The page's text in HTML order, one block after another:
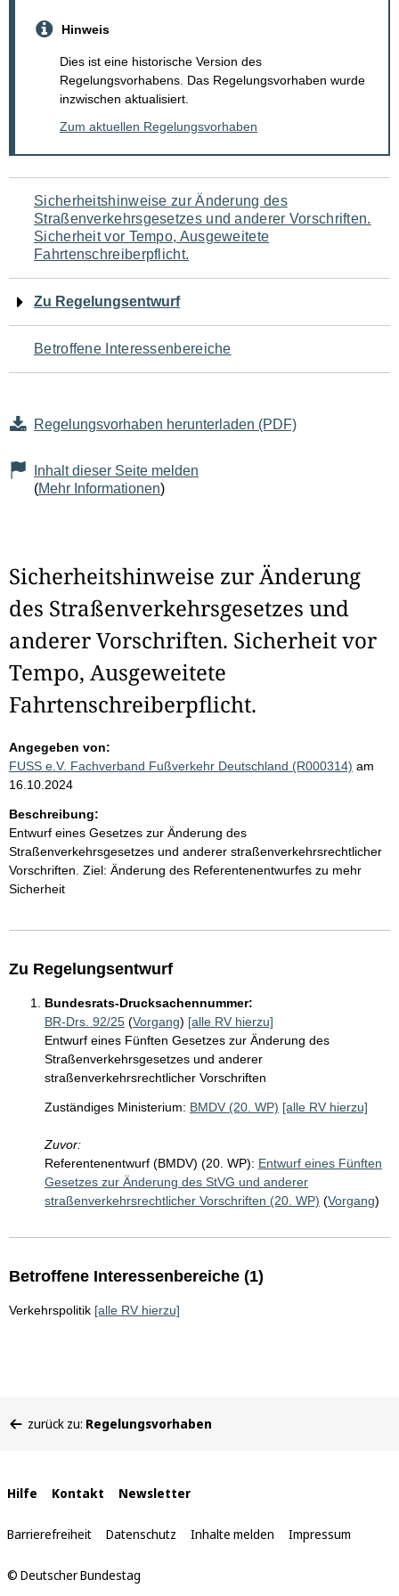
Hinweis
Dies ist eine historische Version des
Regelungsvorhabens. Das Regelungsvorhaben wurde
inzwischen aktualisiert.
Zum aktuellen Regelungsvorhaben
Navigation
für
den
Seiteninhalt
Sicherheitshinweise zur Änderung des
Straßenverkehrsgesetzes und anderer Vorschriften.
Sicherheit vor Tempo, Ausgeweitete
Fahrtenschreiberpflicht.
Zu Regelungsentwurf
Betroffene Interessenbereiche
Regelungsvorhaben herunterladen (PDF)
Inhalt dieser Seite melden
(Mehr Informationen)
Sicherheitshinweise zur Änderung
des Straßenverkehrsgesetzes und
anderer Vorschriften. Sicherheit vor
Tempo, Ausgeweitete
Fahrtenschreiberpflicht.
Angegeben von:
FUSS e.V. Fachverband Fußverkehr Deutschland (R000314) am
16.10.2024
Beschreibung:
Entwurf eines Gesetzes zur Änderung des
Straßenverkehrsgesetzes und anderer straßenverkehrsrechtlicher
Vorschriften. Ziel: Änderung des Referentenentwurfes zu mehr
Sicherheit
Zu Regelungsentwurf
Bundesrats-Drucksachennummer:
BR-Drs. 92/25 (Vorgang) [alle RV hierzu]
Entwurf eines Fünften Gesetzes zur Änderung des
Straßenverkehrsgesetzes und anderer
straßenverkehrsrechtlicher Vorschriften
Zuständiges Ministerium: BMDV (20. WP) [alle RV hierzu]
Zuvor:
Referentenentwurf (BMDV) (20. WP): Entwurf eines Fünften
Gesetzes zur Änderung des StVG und anderer
straßenverkehrsrechtlicher Vorschriften (20. WP) (Vorgang)
Betroffene Interessenbereiche (1)
Verkehrspolitik [alle RV hierzu]
befinden
zurück zu: Regelungsvorhaben
Interne
Links
Hilfe Kontakt Newsletter
Barrierefreiheit Datenschutz Inhalte melden Impressum
© Deutscher Bundestag